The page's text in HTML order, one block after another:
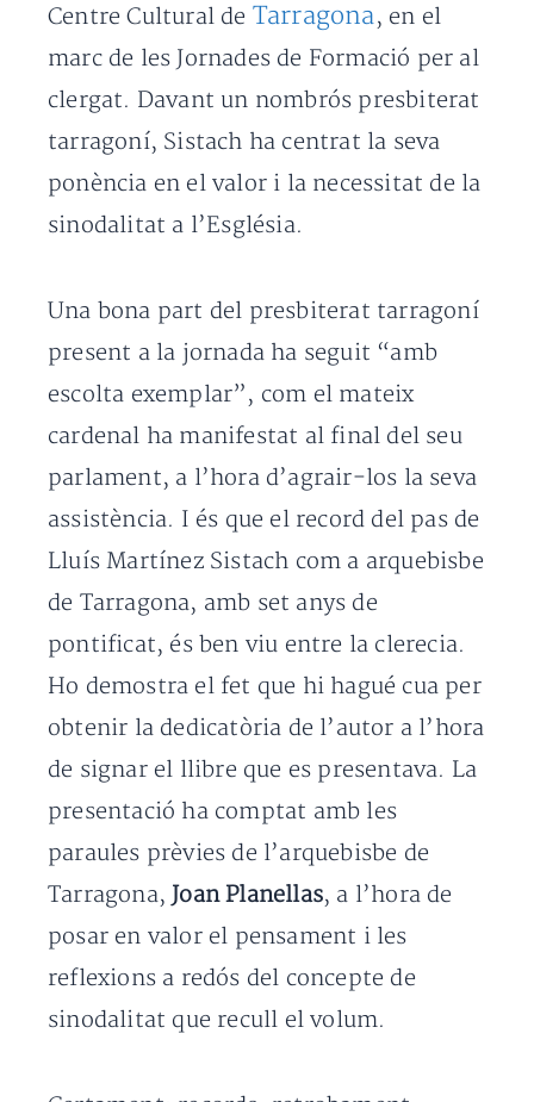
Centre Cultural de Tarragona, en el
marc de les Jornades de Formació per al
clergat. Davant un nombrós presbiterat
tarragoní, Sistach ha centrat la seva
ponència en el valor i la necessitat de la
sinodalitat a l’Església.
Una bona part del presbiterat tarragoní
present a la jornada ha seguit “amb
escolta exemplar”, com el mateix
cardenal ha manifestat al final del seu
parlament, a l’hora d’agrair-los la seva
assistència. I és que el record del pas de
Lluís Martínez Sistach com a arquebisbe
de Tarragona, amb set anys de
pontificat, és ben viu entre la clerecia.
Ho demostra el fet que hi hagué cua per
obtenir la dedicatòria de l’autor a l’hora
de signar el llibre que es presentava. La
presentació ha comptat amb les
paraules prèvies de l’arquebisbe de
Tarragona, Joan Planellas, a l’hora de
posar en valor el pensament i les
reflexions a redós del concepte de
sinodalitat que recull el volum.